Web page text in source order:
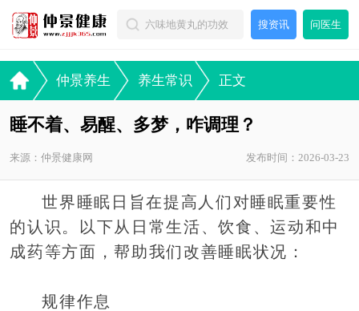
搜资讯 问医生
仲景养生 养生常识 正文
睡不着、易醒、多梦，咋调理？
来源：仲景健康网 发布时间：2026-03-23
世界睡眠日旨在提高人们对睡眠重要性
的认识。以下从日常生活、饮食、运动和中
成药等方面，帮助我们改善睡眠状况：
规律作息